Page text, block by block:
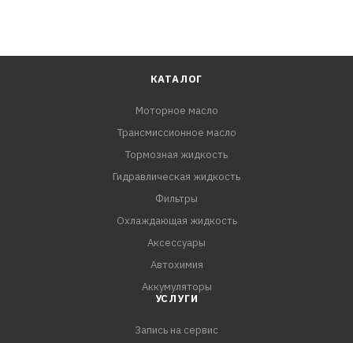
КАТАЛОГ
Моторное масло
Трансмиссионное масло
Тормозная жидкость
Гидравлическая жидкость
Фильтры
Охлаждающая жидкость
Аксессуары
Автохимия
Аккумуляторы
УСЛУГИ
Запись на сервис